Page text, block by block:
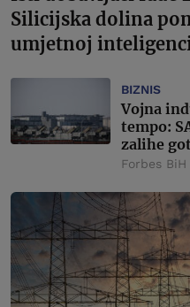
Silicijska dolina
umjetnoj
BIZNIS
Vojna
tempo:
zalihe
Forbes BiH